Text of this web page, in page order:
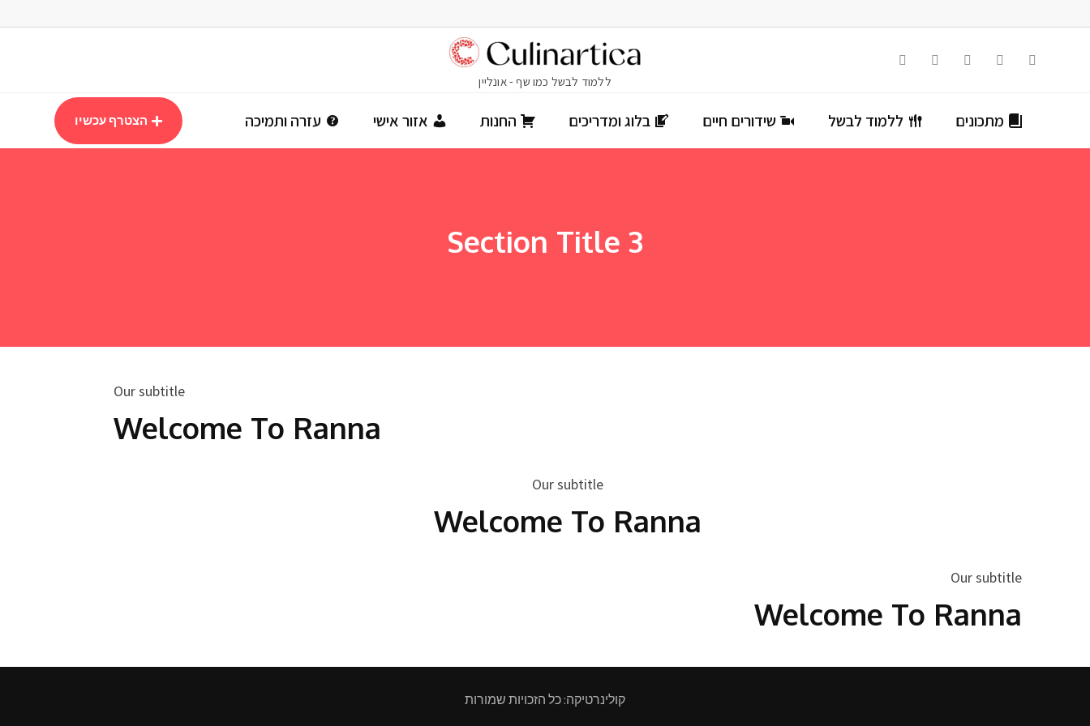
מתכונים ללמוד לבשל שידורים חיים בלוג ומדריכים החנות אזור אישי עזרה ותמיכה הצטרף עכשיו
Section Title 3
Our subtitle
Welcome To Ranna
Our subtitle
Welcome To Ranna
Our subtitle
Welcome To Ranna
קולינרטיקה: כל הזכויות שמורות